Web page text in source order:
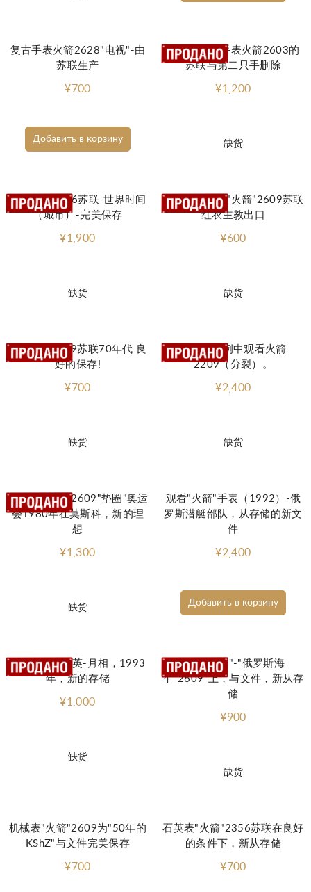
Добавить в корзину
复古手表火箭2628"电视"-由
苏联生产
¥700
缺货
罕见的机械手表火箭2603的
苏联与第二只手删除
¥1,200
缺货
观看火箭2826苏联-世界时间
（城市）-完美保存
¥1,900
缺货
袖珍机械手表"火箭"2609苏联
红衣主教出口
¥600
缺货
观看火箭2609苏联70年代.良
好的保存!
¥700
缺货
在实验案例中观看火箭
2209（分裂）。
¥2,400
缺货
机械手表火箭2609"垫圈"奥运
会1980年在莫斯科，新的理
想
¥1,300
Добавить в корзину
观看"火箭"手表（1992）-俄
罗斯潜艇部队，从存储的新文
件
¥2,400
缺货
观看"火箭"石英-月相，1993
年，新的存储
¥1,000
缺货
手表"火箭"-"俄罗斯海
军"2609-上，与文件，新从存
储
¥900
机械表"火箭"2609为"50年的
KShZ"与文件完美保存
¥700
石英表"火箭"2356苏联在良好
的条件下，新从存储
¥700